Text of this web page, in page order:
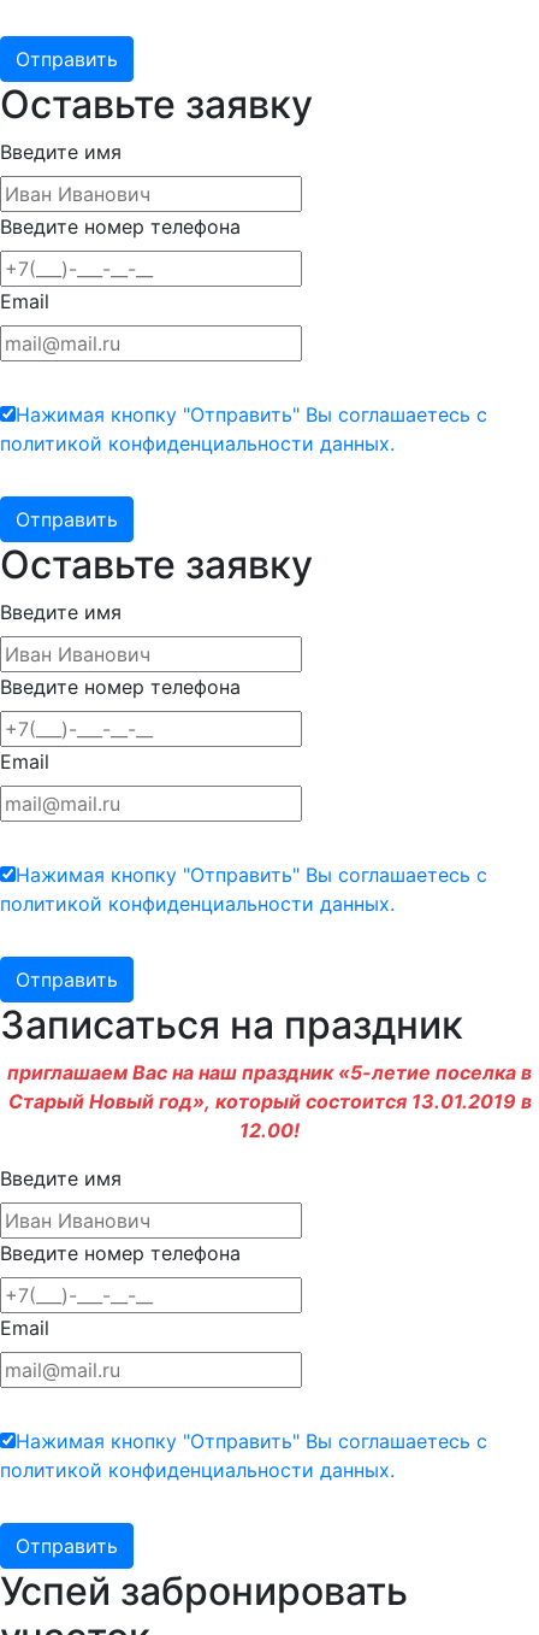
Оставьте заявку
Введите имя
Введите номер телефона
Email
Нажимая кнопку "Отправить" Вы соглашаетесь с
политикой конфиденциальности данных.
Оставьте заявку
Введите имя
Введите номер телефона
Email
Нажимая кнопку "Отправить" Вы соглашаетесь с
политикой конфиденциальности данных.
Записаться на праздник
приглашаем Вас на наш праздник «5-летие поселка в
Старый Новый год», который состоится 13.01.2019 в
12.00!
Введите имя
Введите номер телефона
Email
Нажимая кнопку "Отправить" Вы соглашаетесь с
политикой конфиденциальности данных.
Успей забронировать